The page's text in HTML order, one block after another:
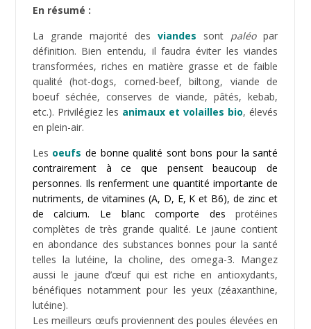
plein-air, issues de l’agriculture biologique. Ainsi, optez
plus importante de vitamines (A et E) et d’omega-3.
La plupart deslégumessont compatibles avec le
régime paléo. Il faudra limiter les légumes ayant une
teneur élevée en amidon, tels les pommes de terre et
les courges. Ces derniers présentent une faible valeur
nutritive par rapport à la quantité de
glucides/sucres/amidon qu’ils contiennent.
Ne consommer que des champignons
comestibles , parmi lesquels cèpes, bolets, girolles,
Morilles, shiitake, pleurote par exemple.
Lesfruits comme les légumes ont une place
importante dans la diet paleo. Ils contiennent des
antioxydants, des vitamines, des minéraux et des
fibres alimentaires en quantité. Ils contiennent du
sucre naturel contrairement aux produits industriels
renfermant du sucre raffiné (HFCS) en grande
quantité. Consommer de préférence les fruits entiers,
dans leur état naturel et avec modération pour ceux
ayant un niveau de sucre élevé. Optez pour les 100 %